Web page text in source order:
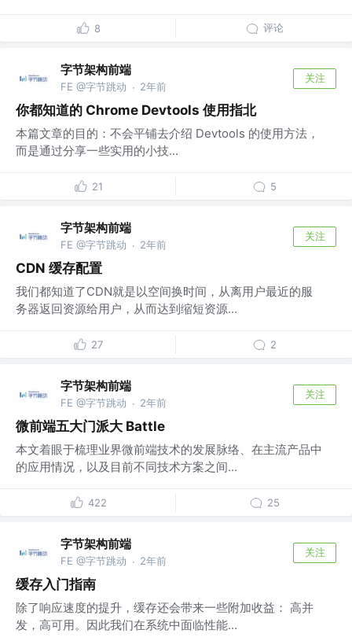
8 评论
字节架构前端
FE @字节跳动 · 2年前
关注
你都知道的 Chrome Devtools 使用指北
本篇文章的目的：不会平铺去介绍 Devtools 的使用方法，
而是通过分享一些实用的小技...
21 5
字节架构前端
FE @字节跳动 · 2年前
关注
CDN 缓存配置
我们都知道了CDN就是以空间换时间，从离用户最近的服
务器返回资源给用户，从而达到缩短资源...
27 2
字节架构前端
FE @字节跳动 · 2年前
关注
微前端五大门派大 Battle
本文着眼于梳理业界微前端技术的发展脉络、在主流产品中
的应用情况，以及目前不同技术方案之间...
422 25
字节架构前端
FE @字节跳动 · 2年前
关注
缓存入门指南
除了响应速度的提升，缓存还会带来一些附加收益： 高并
发，高可用。因此我们在系统中面临性能...